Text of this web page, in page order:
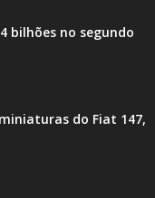
bilhões no segundo
do Fiat 147,